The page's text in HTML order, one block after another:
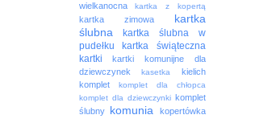
wielkanocna
kartka z kopertą
kartka zimowa
kartka
ślubna
kartka ślubna w
pudełku
kartka świąteczna
kartki
kartki komunijne dla
dziewczynek
kasetka
kielich
komplet
komplet dla chłopca
komplet dla dziewczynki komplet
ślubny
komunia kopertówka